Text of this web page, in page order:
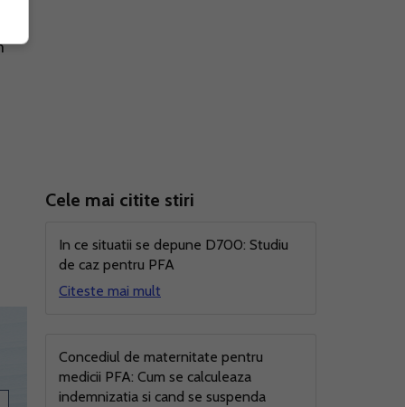
Cele mai citite stiri
In ce situatii se depune D700: Studiu
de caz pentru PFA
Citeste mai mult
Concediul de maternitate pentru
medicii PFA: Cum se calculeaza
indemnizatia si cand se suspenda